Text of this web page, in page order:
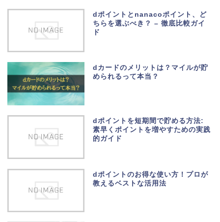
dポイントとnanacoポイント、ど
ちらを選ぶべき？ – 徹底比較ガイ
ド
dカードのメリットは？マイルが貯
められるって本当？
dポイントを短期間で貯める方法:
素早くポイントを増やすための実践
的ガイド
dポイントのお得な使い方！プロが
教えるベストな活用法